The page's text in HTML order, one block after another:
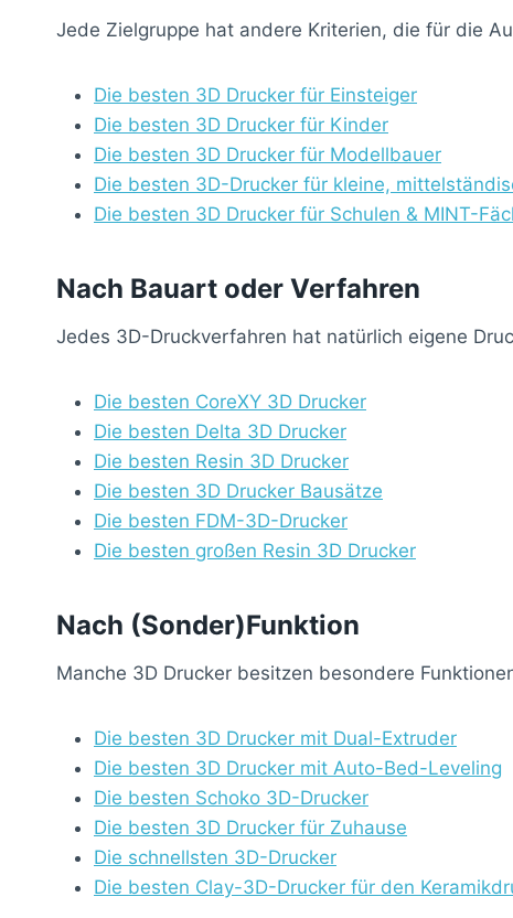
Jede Zielgruppe hat andere Kriterien, die für die
Die besten 3D Drucker für Einsteiger
Die besten 3D Drucker für Kinder
Die besten 3D Drucker für Modellbauer
Die besten 3D-Drucker für kleine,
Die besten 3D Drucker für Schulen & MINT-
Nach Bauart oder Verfahren
Jedes 3D-Druckverfahren hat natürlich eigene
Die besten CoreXY 3D Drucker
Die besten Delta 3D Drucker
Die besten Resin 3D Drucker
Die besten 3D Drucker Bausätze
Die besten FDM-3D-Drucker
Die besten großen Resin 3D Drucker
Nach (Sonder)Funktion
Manche 3D Drucker besitzen besondere
Die besten 3D Drucker mit Dual-Extruder
Die besten 3D Drucker mit Auto-Bed-Leveling
Die besten Schoko 3D-Drucker
Die besten 3D Drucker für Zuhause
Die schnellsten 3D-Drucker
Die besten Clay-3D-Drucker für den